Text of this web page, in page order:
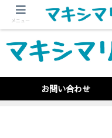
お問い合わせ
メニュー